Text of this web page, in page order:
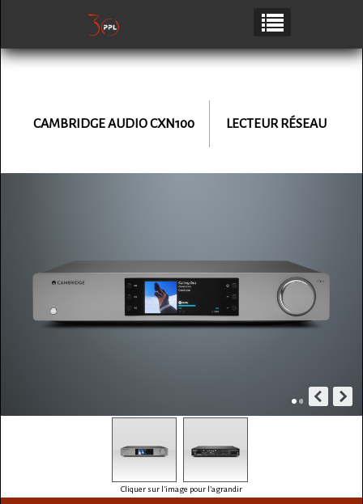
CAMBRIDGE AUDIOCXN100 LECTEUR RÉSEAU
Cliquer sur l'image pour l'agrandir